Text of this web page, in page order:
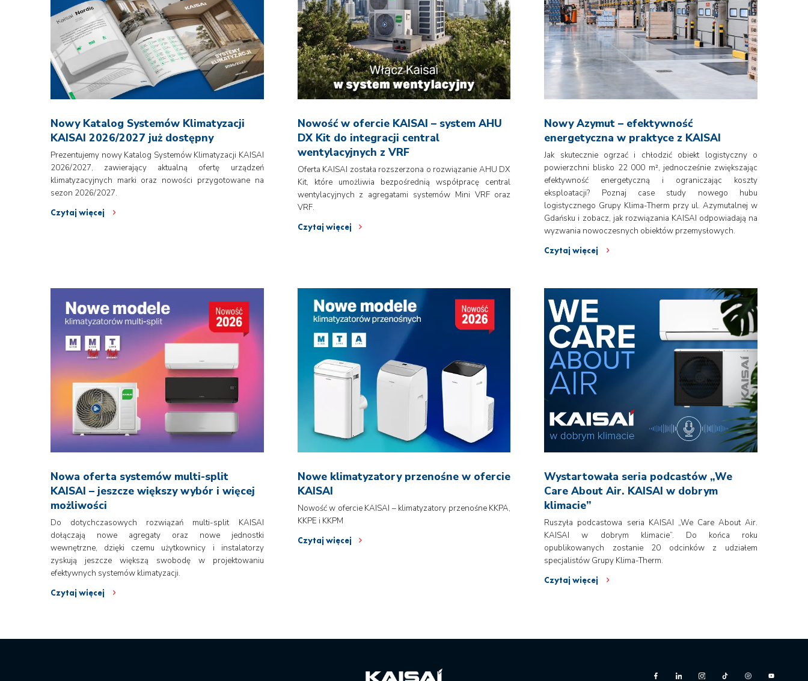
Nowy Katalog Systemów Klimatyzacji
KAISAI 2026/2027 już dostępny
Prezentujemy nowy Katalog Systemów Klimatyzacji KAISAI
2026/2027, zawierający aktualną ofertę urządzeń
klimatyzacyjnych marki oraz nowości przygotowane na
sezon 2026/2027.
Czytaj więcej
Nowość w ofercie KAISAI – system AHU
DX Kit do integracji central
wentylacyjnych z VRF
Oferta KAISAI została rozszerzona o rozwiązanie AHU DX
Kit, które umożliwia bezpośrednią współpracę central
wentylacyjnych z agregatami systemów Mini VRF oraz
VRF.
Czytaj więcej
Nowy Azymut – efektywność
energetyczna w praktyce z KAISAI
Jak skutecznie ogrzać i chłodzić obiekt logistyczny o
powierzchni blisko 22 000 m², jednocześnie zwiększając
efektywność energetyczną i ograniczając koszty
eksploatacji? Poznaj case study nowego hubu
logistycznego Grupy Klima-Therm przy ul. Azymutalnej w
Gdańsku i zobacz, jak rozwiązania KAISAI odpowiadają na
wyzwania nowoczesnych obiektów przemysłowych.
Czytaj więcej
Nowa oferta systemów multi-split
KAISAI – jeszcze większy wybór i więcej
możliwości
Do dotychczasowych rozwiązań multi-split KAISAI
dołączają nowe agregaty oraz nowe jednostki
wewnętrzne, dzięki czemu użytkownicy i instalatorzy
zyskują jeszcze większą swobodę w projektowaniu
efektywnych systemów klimatyzacji.
Czytaj więcej
Nowe klimatyzatory przenośne w ofercie
KAISAI
Nowość w ofercie KAISAI – klimatyzatory przenośne KKPA,
KKPE i KKPM
Czytaj więcej
Wystartowała seria podcastów „We
Care About Air. KAISAI w dobrym
klimacie”
Ruszyła podcastowa seria KAISAI „We Care About Air.
KAISAI w dobrym klimacie”. Do końca roku
opublikowanych zostanie 20 odcinków z udziałem
specjalistów Grupy Klima-Therm.
Czytaj więcej